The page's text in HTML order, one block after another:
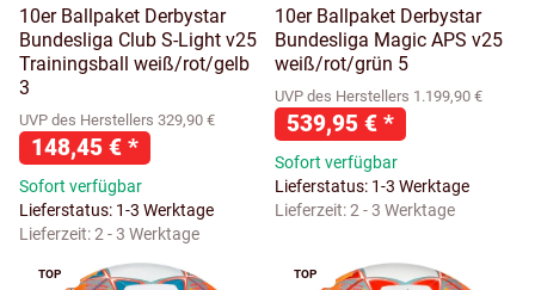
10er Ballpaket Derbystar
Bundesliga Club S-Light v25
Trainingsball weiß/rot/gelb
3
UVP des Herstellers 329,90 €
148,45 € *
Sofort verfügbar
Lieferstatus: 1-3 Werktage
Lieferzeit:2 - 3 Werktage
10er Ballpaket Derbystar
Bundesliga Magic APS v25
weiß/rot/grün 5
UVP des Herstellers 1.199,90 €
539,95 € *
Sofort verfügbar
Lieferstatus: 1-3 Werktage
Lieferzeit:2 - 3 Werktage
TOP TOP